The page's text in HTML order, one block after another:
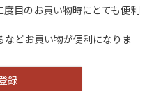
目のお買い物時にとても便利
どお買い物が便利になりま
録